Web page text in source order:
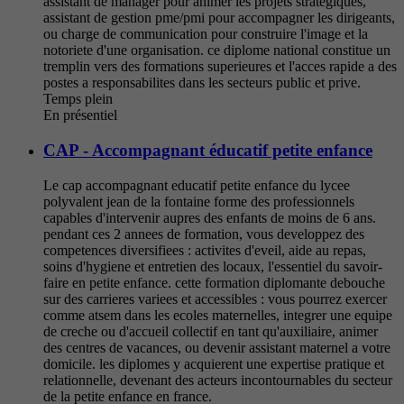
assistant de gestion pme/pmi pour accompagner les dirigeants,
ou charge de communication pour construire l'image et la
notoriete d'une organisation. ce diplome national constitue un
tremplin vers des formations superieures et l'acces rapide a des
postes a responsabilites dans les secteurs public et prive.
Temps plein
En présentiel
CAP - Accompagnant éducatif petite enfance
Le cap accompagnant educatif petite enfance du lycee
polyvalent jean de la fontaine forme des professionnels
capables d'intervenir aupres des enfants de moins de 6 ans.
pendant ces 2 annees de formation, vous developpez des
competences diversifiees : activites d'eveil, aide au repas,
soins d'hygiene et entretien des locaux, l'essentiel du savoir-
faire en petite enfance. cette formation diplomante debouche
sur des carrieres variees et accessibles : vous pourrez exercer
comme atsem dans les ecoles maternelles, integrer une equipe
de creche ou d'accueil collectif en tant qu'auxiliaire, animer
des centres de vacances, ou devenir assistant maternel a votre
domicile. les diplomes y acquierent une expertise pratique et
relationnelle, devenant des acteurs incontournables du secteur
de la petite enfance en france.